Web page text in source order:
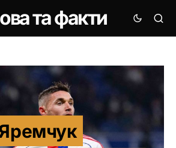
та факти